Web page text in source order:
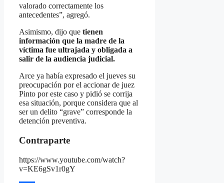
valorado correctamente los
antecedentes”, agregó.
Asimismo, dijo que tienen
información que la madre de la
víctima fue ultrajada y obligada a
salir de la audiencia judicial.
Arce ya había expresado el jueves su
preocupación por el accionar de juez
Pinto por este caso y pidió se corrija
esa situación, porque considera que al
ser un delito “grave” corresponde la
detención preventiva.
Contraparte
https://www.youtube.com/watch?
v=KE6gSv1r0gY